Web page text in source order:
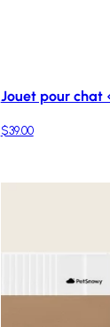
Jouet pour chat
$39.00